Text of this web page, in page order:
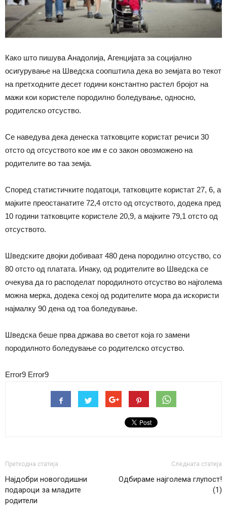
Како што пишува Анадолија, Агенцијата за социјално
осигурување на Шведска соопштила дека во земјата во текот
на претходните десет години константно растел бројот на
мажи кои користеле породилно боледување, односно,
родителско отсуство.
Се наведува дека денеска татковците користат речиси 30
отсто од отсуството кое им е со закон овозможено на
родителите во таа земја.
Според статистичките податоци, татковците користат 27, 6, а
мајките преостанатите 72,4 отсто од отсуството, додека пред
10 години татковците користеле 20,9, а мајките 79,1 отсто од
отсуството.
Шведските двојки добиваат 480 дена породилно отсуство, со
80 отсто од платата. Инаку, од родителите во Шведска се
очекува да го расподелат породилното отсуство во најголема
можна мерка, додека секој од родителите мора да искористи
најмалку 90 дена од тоа боледување.
Шведска беше прва држава во светот која го замени
породилното боледување со родителско отсуство.
Error9 Error9
Претходна статија
Најдобри новогодишни
подароци за младите
родители
Следната статија
Одбираме најголема глупост!
(1)